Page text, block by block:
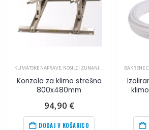
PRIBOR ZA KLIMA NAPRAVE
KLIMATSKE NAPRAVE, NOSILCI ZUNANJIH ENOT PRIBOR ZA
Konzola za klimo strešna
800x480mm
94,90 €
DODAJ V KOŠARICO
BAKRENE
klimo